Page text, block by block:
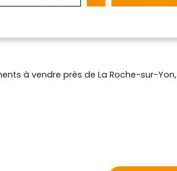
à vendre près de La Roche-sur-Yon,